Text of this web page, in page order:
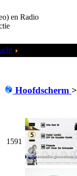
en Radio
Hoofdscherm >
1591